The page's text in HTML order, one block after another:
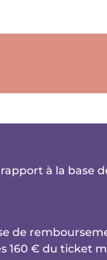
à la base
de
160 € du ticket